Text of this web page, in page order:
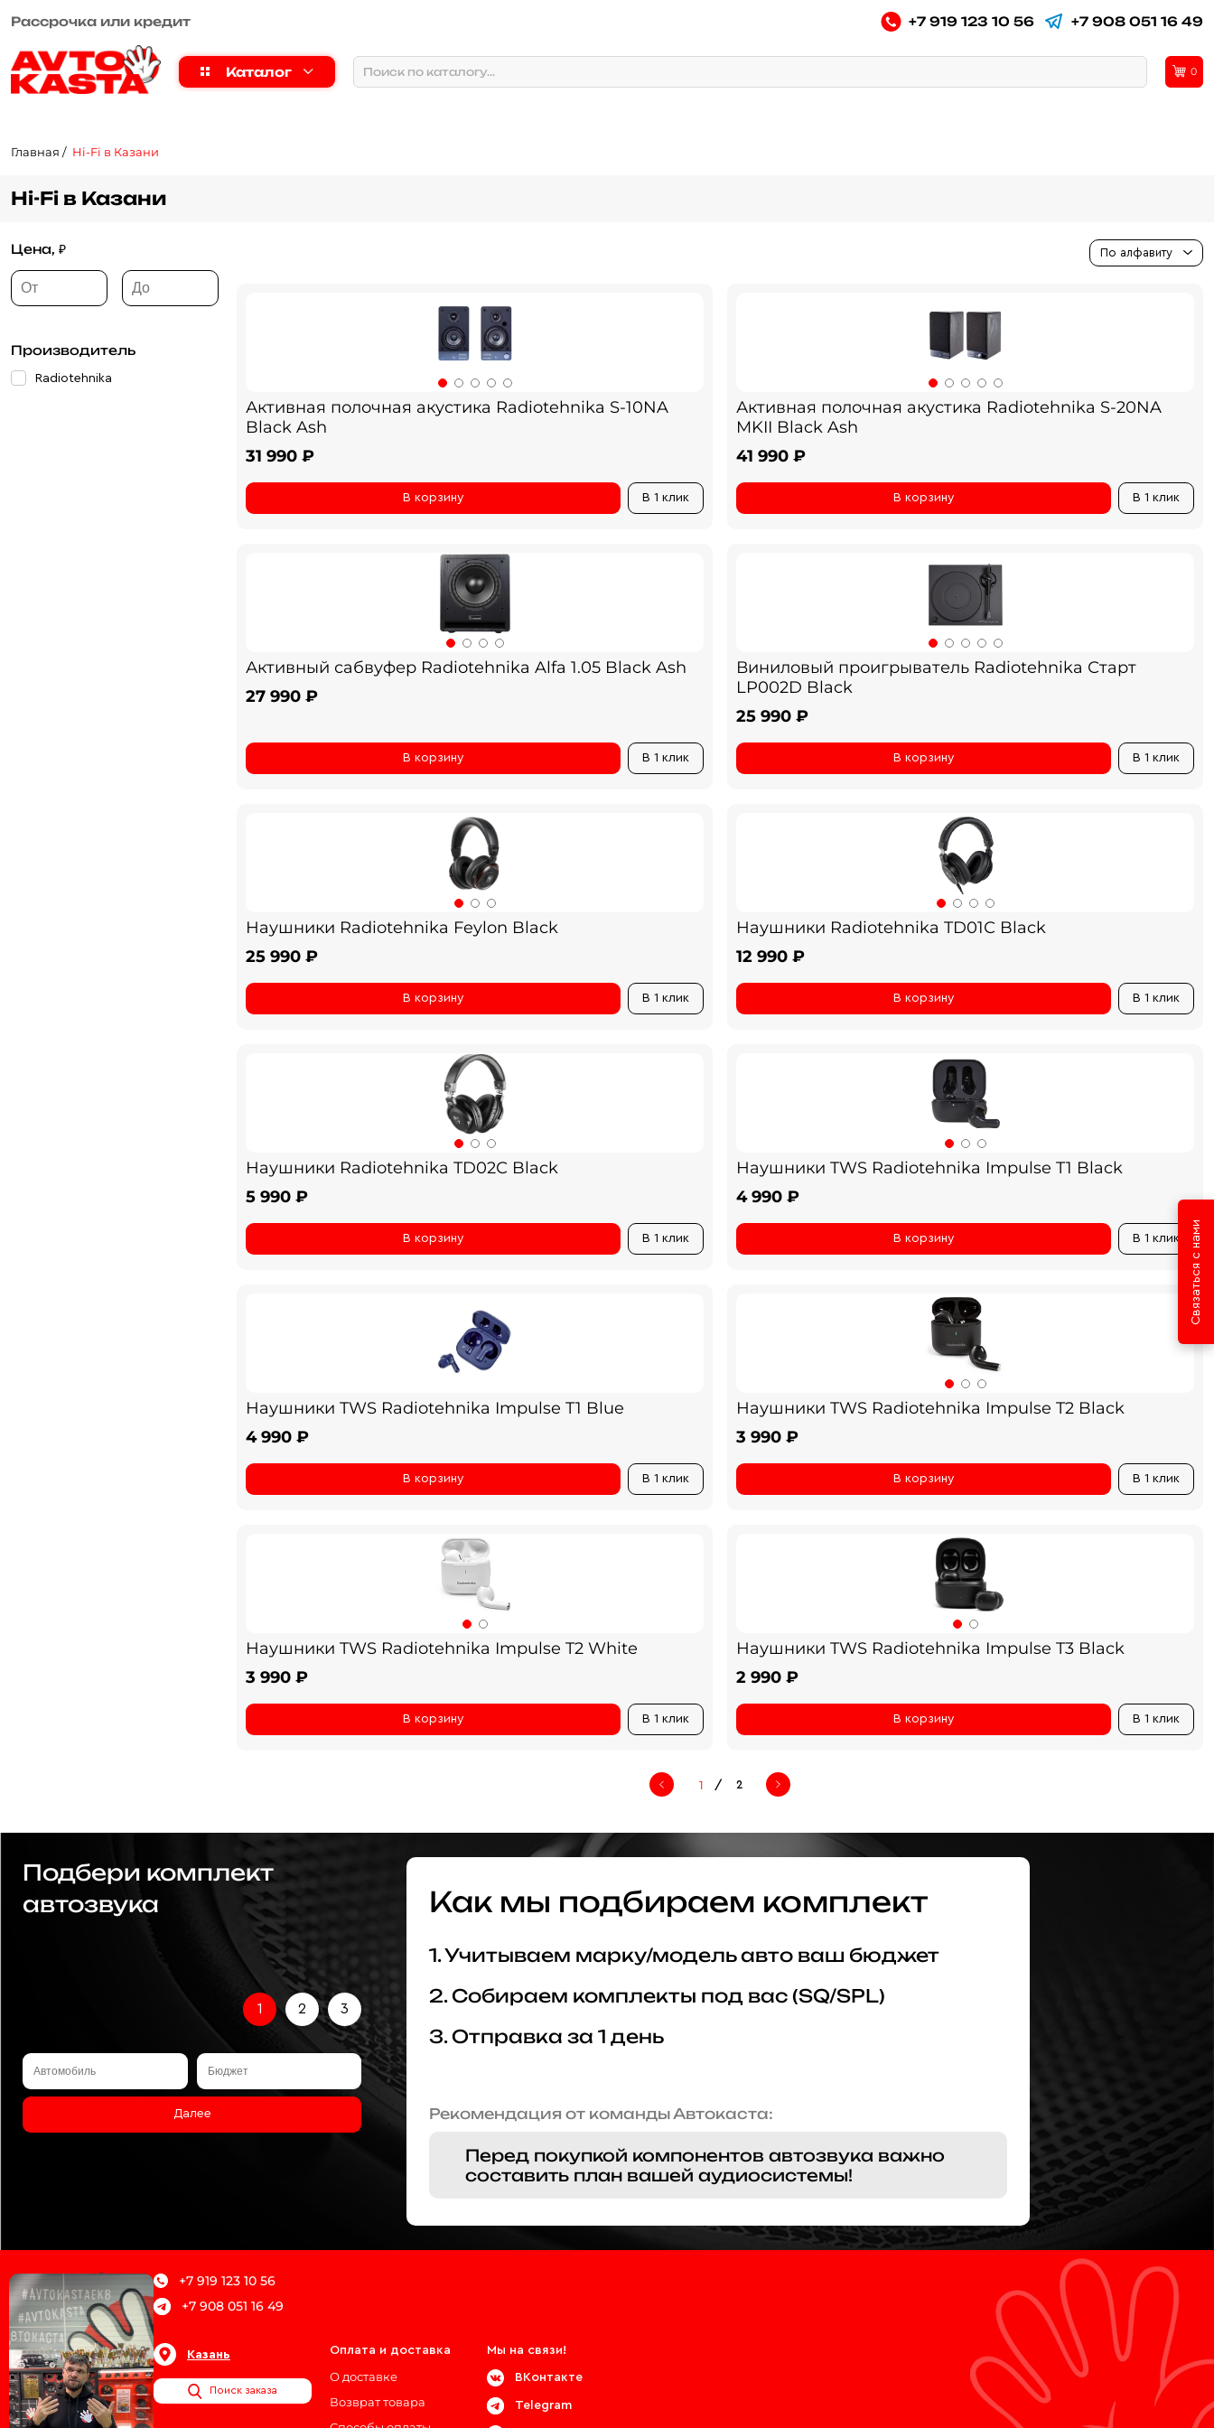
Рассрочка или кредит +7 919 123 10 56 +7 908 051 16 49
Каталог 0
Главная Hi-Fi в Казани
Hi-Fi в Казани
Цена, ₽
Производитель
Radiotehnika
По алфавиту
Активная полочная акустика Radiotehnika S-10NA
Black Ash
31 990 ₽
В 1 клик
В корзину
Активная полочная акустика Radiotehnika S-20NA
MKII Black Ash
41 990 ₽
В 1 клик
В корзину
Активный сабвуфер Radiotehnika Alfa 1.05 Black Ash
27 990 ₽
В 1 клик
В корзину
Виниловый проигрыватель Radiotehnika Старт
LP002D Black
25 990 ₽
В 1 клик
В корзину
Наушники Radiotehnika Feylon Black
25 990 ₽
В 1 клик
В корзину
Наушники Radiotehnika TD01С Black
12 990 ₽
В 1 клик
В корзину
Наушники Radiotehnika TD02С Black
5 990 ₽
В 1 клик
В корзину
Наушники TWS Radiotehnika Impulse T1 Black
4 990 ₽
В 1 клик
В корзину
Наушники TWS Radiotehnika Impulse T1 Blue
4 990 ₽
В 1 клик
В корзину
Наушники TWS Radiotehnika Impulse T2 Black
3 990 ₽
В 1 клик
В корзину
Наушники TWS Radiotehnika Impulse T2 White
3 990 ₽
В 1 клик
В корзину
Наушники TWS Radiotehnika Impulse T3 Black
2 990 ₽
В 1 клик
В корзину
/ 2
Подбери комплект
автозвука
1 2 3
Далее
Как мы подбираем комплект
1. Учитываем марку/модель авто ваш бюджет
2. Собираем комплекты под вас (SQ/SPL)
3. Отправка за 1 день
Рекомендация от команды Автокаста:
Перед покупкой компонентов автозвука важно
составить план вашей аудиосистемы!
+7 919 123 10 56
+7 908 051 16 49
Казань
Поиск заказа
О магазине
Блог
Наши сертификаты
Оплата и доставка
О доставке
Возврат товара
Мы на связи!
ВКонтакте
Telegram
Связаться с нами